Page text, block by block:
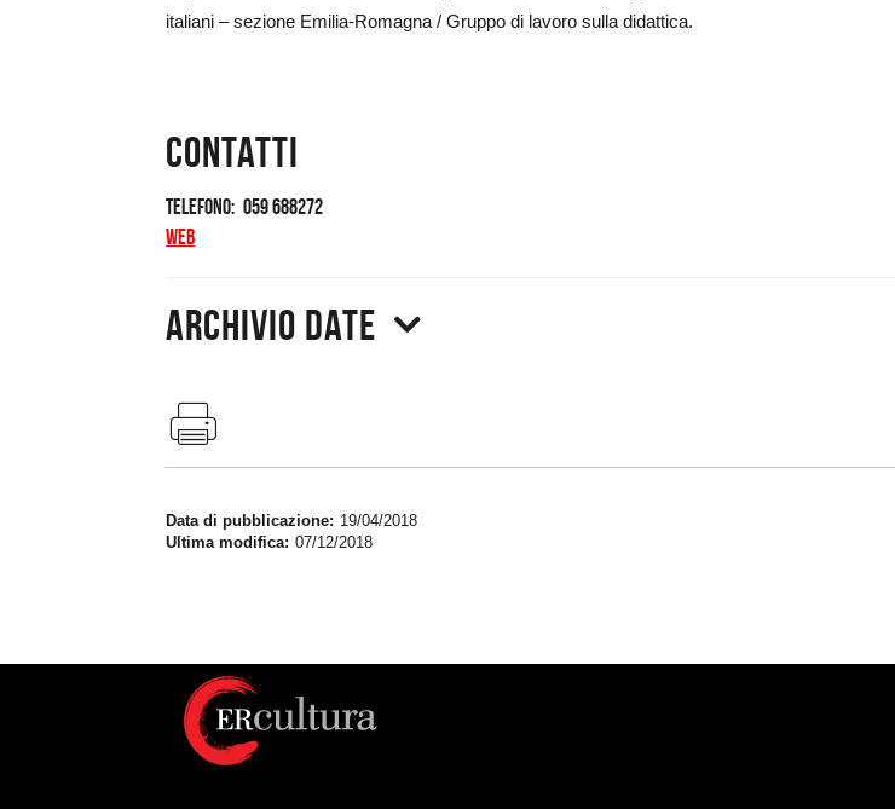
italiani – sezione Emilia-Romagna / Gruppo di lavoro sulla didattica.
Contatti
Telefono 059 688272
Web
Archivio date
Data di pubblicazione
19/04/2018
Ultima modifica
07/12/2018